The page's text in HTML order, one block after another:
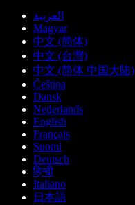
العربية
Magyar
中文 (简体)
中文 (台灣)
中文 (简体 中国大陆)
Čeština
Dansk
Nederlands
English
Français
Suomi
Deutsch
हिन्दी
Italiano
日本語